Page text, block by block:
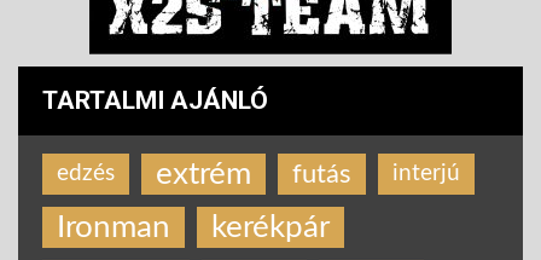
TARTALMI AJÁNLÓ
edzés extrém futás interjú
Ironman kerékpár